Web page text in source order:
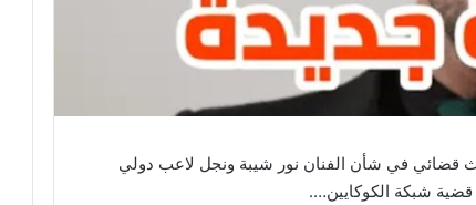
قضائي في شأن الفنان نور شيبة ونجل لاعب دولي
شبكة الكوكايين….